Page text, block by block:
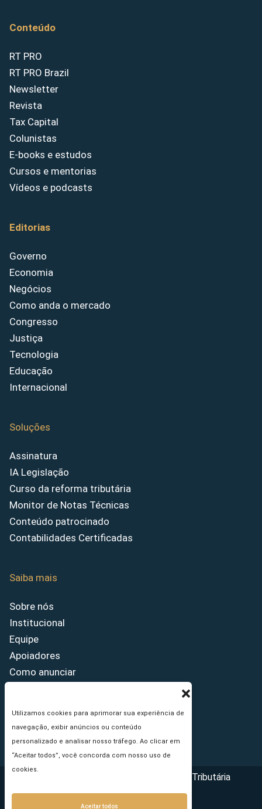
Utilizamos cookies para aprimorar sua experiência de
navegação, exibir anúncios ou conteúdo
personalizado e analisar nosso tráfego. Ao clicar em
“Aceitar todos”, você concorda com nosso uso de
cookies.
Aceitar todos
Conteúdo
RT PRO
RT PRO Brazil
Newsletter
Revista
Tax Capital
Colunistas
E-books e estudos
Cursos e mentorias
Vídeos e podcasts
Editorias
Governo
Economia
Negócios
Como anda o mercado
Congresso
Justiça
Tecnologia
Educação
Internacional
Soluções
Assinatura
IA Legislação
Curso da reforma tributária
Monitor de Notas Técnicas
Conteúdo patrocinado
Contabilidades Certificadas
Saiba mais
Sobre nós
Institucional
Equipe
Apoiadores
Como anunciar
Princípios Editoriais
Copyright © 2026 - Portal da Reforma Tributária